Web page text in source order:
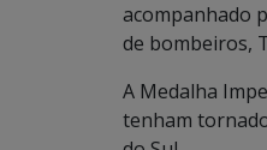
acompanhado
de bombeiros,
A Medalha
tenham